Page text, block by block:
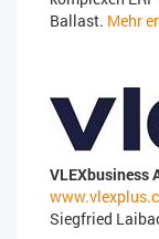
Ballast. Mehr
VLEXbusiness
Siegfried